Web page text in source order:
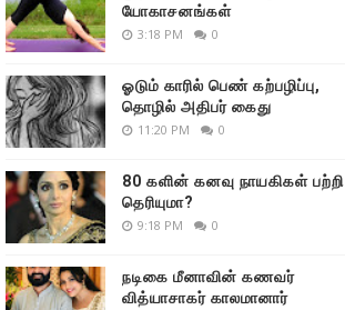
யோகாசனங்கள்
3:18 PM 0
ஓடும் காரில் பெண் கற்பழிப்பு,
தொழில் அதிபர் கைது
11:20 PM 0
80 களின் கனவு நாயகிகள் பற்றி
தெரியுமா?
9:18 PM 0
நடிகை மீனாவின் கணவர்
வித்யாசாகர் காலமானார்